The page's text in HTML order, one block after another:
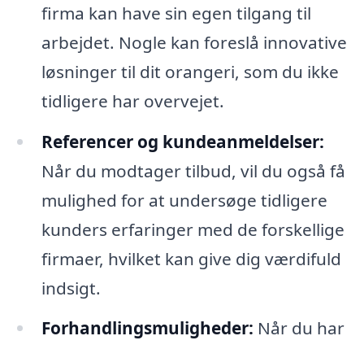
firma kan have sin egen tilgang til
arbejdet. Nogle kan foreslå innovative
løsninger til dit orangeri, som du ikke
tidligere har overvejet.
Referencer og kundeanmeldelser:
Når du modtager tilbud, vil du også få
mulighed for at undersøge tidligere
kunders erfaringer med de forskellige
firmaer, hvilket kan give dig værdifuld
indsigt.
Forhandlingsmuligheder: Når du har